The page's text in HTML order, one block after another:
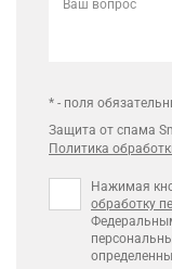
Ваш вопрос
* - поля
Защита от спама
Политика
Нажимая
обработку